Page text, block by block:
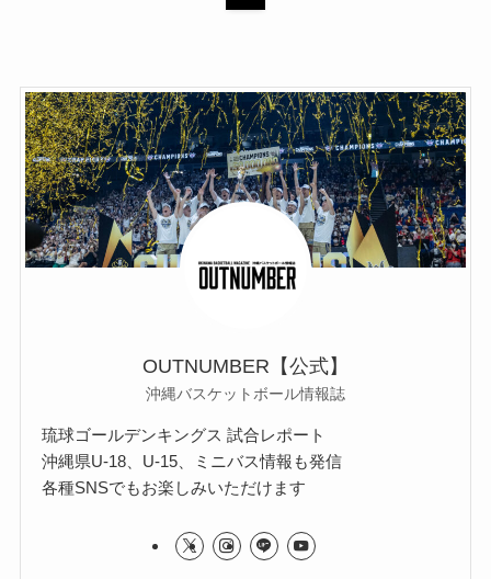
OUTNUMBER【公式】
沖縄バスケットボール情報誌
琉球ゴールデンキングス 試合レポート
沖縄県U-18、U-15、ミニバス情報も発信
各種SNSでもお楽しみいただけます